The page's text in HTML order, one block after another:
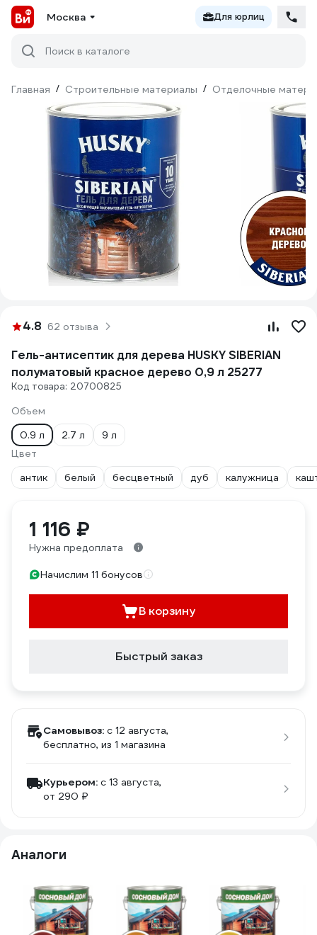
Москва Для юрлиц
Поиск в каталоге
Главная / Строительные материалы / Отделочные
4.8 62 отзыва
Гель-антисептик для дерева HUSKY SIBERIAN
полуматовый красное дерево 0,9 л 25277
Код товара: 20700825
Объем
0.9 л
2.7 л
9 л
Цвет
антик
белый бесцветный дуб калужница
1 116 ₽
Нужна предоплата
Начислим 11 бонусов
В корзину
Быстрый заказ
Самовывоз: c 12 августа,
бесплатно, из 1 магазина
Курьером: c 13 августа,
от 290 ₽
Аналоги